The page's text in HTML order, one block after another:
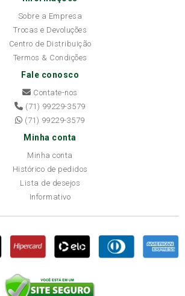
Sobre a Empresa
Trocas e Devoluções
Centro de Distribuição
Termos & Condições
Fale conosco
Contate-nos
(71) 99229-3579
(71) 99229-3579
Minha conta
Minha conta
Histórico de pedidos
Lista de desejos
Informativo